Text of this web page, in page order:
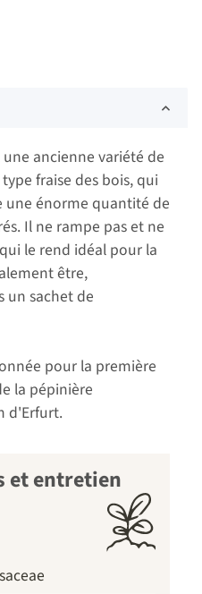
ancienne variété de
fraise des bois, qui
une énorme quantité de
Il ne rampe pas et ne
le rend idéal pour la
être,
un sachet de
pour la première
la pépinière
d'Erfurt.
et entretien